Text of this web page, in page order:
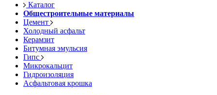
Каталог
Общестроительные материалы
Цемент
Холодный асфальт
Керамзит
Битумная эмульсия
Гипс
Микрокальцит
Гидроизоляция
Асфальтовая крошка